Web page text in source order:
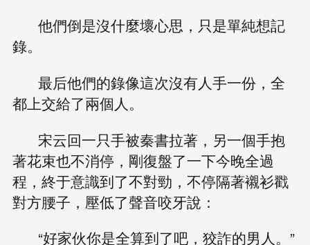
他們倒是沒什麼壞心思，只是單純想記
錄。
最后他們的錄像這次沒有人手一份，全
都上交給了兩個人。
宋云回一只手被秦書拉著，另一個手抱
著花束也不消停，剛復盤了一下今晚全過
程，終于意識到了不對勁，不停隔著襯衫戳
對方腰子，壓低了聲音咬牙說：
“好家伙你是全算到了吧，狡詐的男人。”